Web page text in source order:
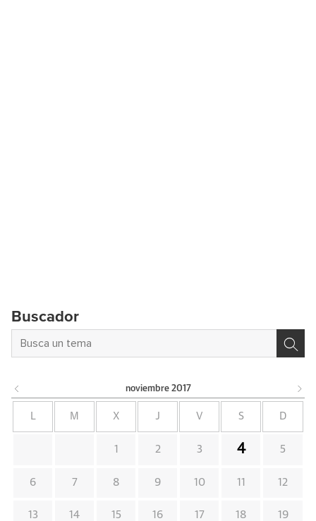
Buscador
noviembre 2017
L M X J V S D
1 2 3 4 5
6 7 8 9 10 11 12
13 14 15 16 17 18 19